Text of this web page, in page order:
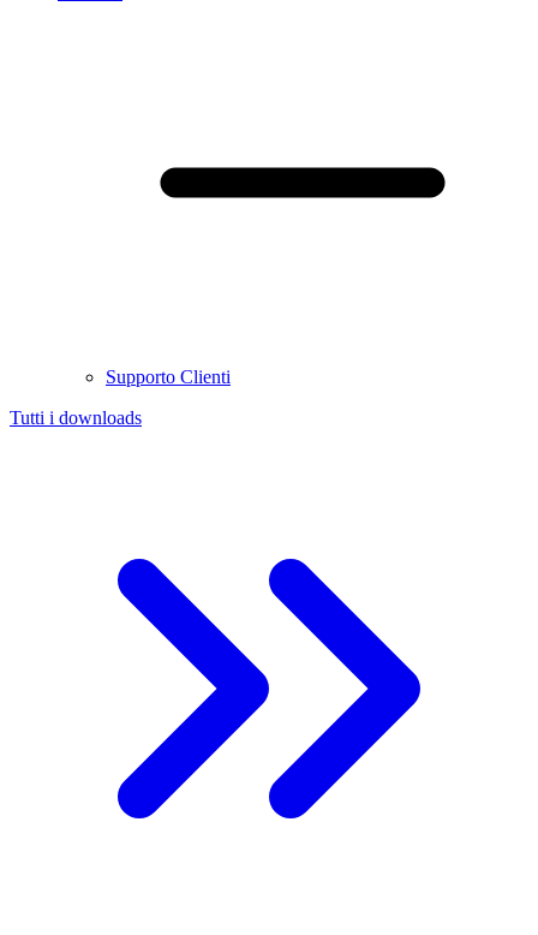
Supporto Clienti
Tutti i downloads